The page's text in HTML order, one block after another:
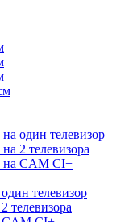
один телевизор
2 телевизора
CAM CI+
телевизор